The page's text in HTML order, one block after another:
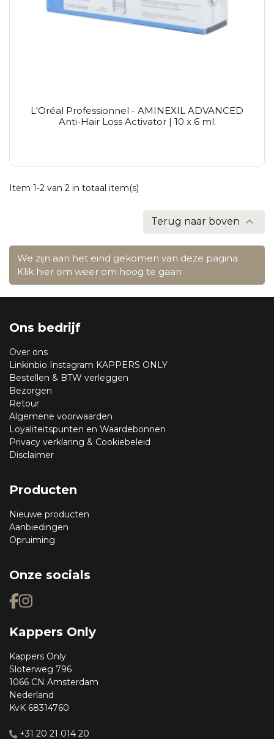
L'Oréal Professionnel - AMINEXIL ADVANCED
Anti-Hair Loss Activator | 10 x 6 ml.
Item 1-2 van 2 in totaal item(s)
Terug naar boven 
We zijn aan het eind gekomen van deze pagina.
Klik hier om weer om hoog te gaan
Ons bedrijf
Over ons
Linkinbio Instagram KAPPERS ONLY
Bestellen & BTW verleggen
Bezorgen
Retour
Algemene voorwaarden
Loyaliteitspunten en Waardebonnen
Privacy verklaring & Cookiebeleid
Disclaimer
Producten
Nieuwe producten
Aanbiedingen
Opruiming
Onze socials
Kappers Only
Kappers Only
Sloterweg 796
1066 CN Amsterdam
Nederland
KvK 68314760
+31 20 21 014 20